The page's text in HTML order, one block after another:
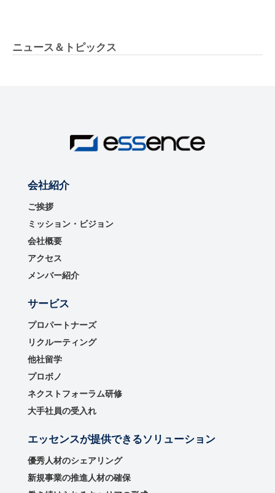
ニュース＆トピックス
会社紹介
ご挨拶
ミッション・ビジョン
会社概要
アクセス
メンバー紹介
サービス
プロパートナーズ
リクルーティング
他社留学
プロボノ
ネクストフォーラム研修
大手社員の受入れ
エッセンスが提供できるソリューション
優秀⼈材のシェアリング
新規事業の推進⼈材の確保